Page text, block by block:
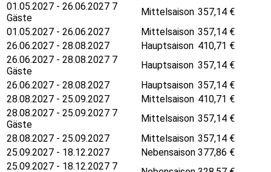
01.05.2027 - 26.06.2027 7
Gäste
Mittelsaison 357,14 €
01.05.2027 - 26.06.2027
Mittelsaison 357,14 €
26.06.2027 - 28.08.2027
Hauptsaison 410,71 €
26.06.2027 - 28.08.2027 7
Gäste
Hauptsaison 357,14 €
26.06.2027 - 28.08.2027
Hauptsaison 357,14 €
28.08.2027 - 25.09.2027
Mittelsaison 410,71 €
28.08.2027 - 25.09.2027 7
Gäste
Mittelsaison 357,14 €
28.08.2027 - 25.09.2027
Mittelsaison 357,14 €
25.09.2027 - 18.12.2027
Nebensaison 377,86 €
25.09.2027 - 18.12.2027 7